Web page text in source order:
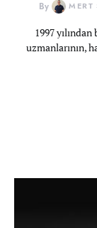
By MERT
1997
uzmanlarının,